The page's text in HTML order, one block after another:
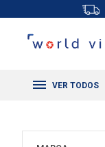
VER TODOS